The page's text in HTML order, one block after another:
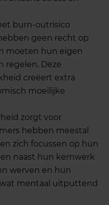
burn-outrisico
geen recht op
moeten hun eigen
regelen. Deze
creëert extra
moeilijke
zorgt voor
hebben meestal
zich focussen op hun
naast hun kernwerk
werven en hun
mentaal uitputtend